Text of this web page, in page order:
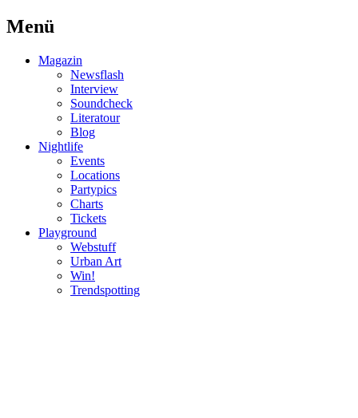
Menü
Magazin
Newsflash
Interview
Soundcheck
Literatour
Blog
Nightlife
Events
Locations
Partypics
Charts
Tickets
Playground
Webstuff
Urban Art
Win!
Trendspotting